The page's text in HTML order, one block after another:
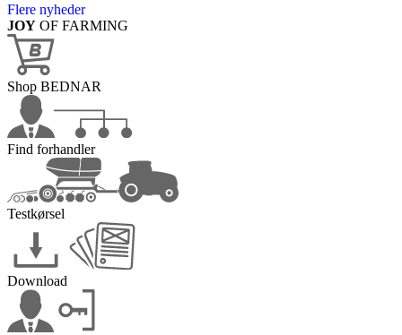
Flere nyheder
JOY OF FARMING
Shop BEDNAR
Find forhandler
Testkørsel
Download